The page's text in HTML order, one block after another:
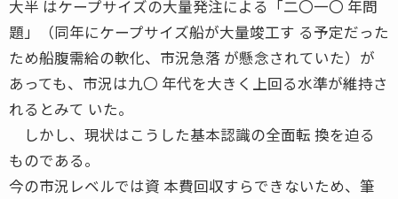
大半 はケープサイズの大量発注による「二〇一〇 年問
題」（同年にケープサイズ船が大量竣工す る予定だった
ため船腹需給の軟化、市況急落 が懸念されていた）が
あっても、市況は九〇 年代を大きく上回る水準が維持さ
れるとみて いた。
しかし、現状はこうした基本認識の全面転 換を迫る
ものである。
今の市況レベルでは資 本費回収すらできないため、筆